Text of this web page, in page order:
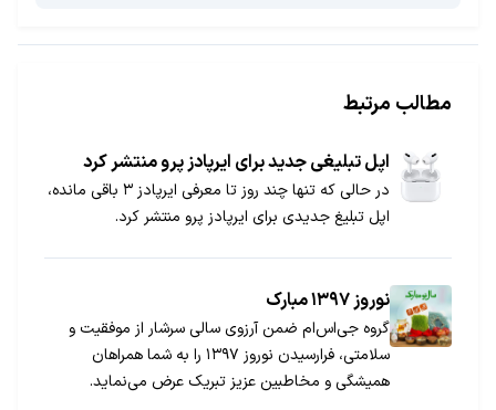
مطالب مرتبط
اپل تبلیغی جدید برای ایرپادز پرو منتشر کرد
در حالی که تنها چند روز تا معرفی ایرپادز ۳ باقی مانده،
اپل تبلیغ جدیدی برای ایرپادز پرو منتشر کرد.
نوروز ۱۳۹۷ مبارک
گروه جی‌اس‌ام ضمن آرزوی سالی سرشار از موفقیت و
سلامتی، فرارسیدن نوروز ۱۳۹۷ را به شما همراهان
همیشگی و مخاطبین عزیز تبریک عرض می‌نماید.